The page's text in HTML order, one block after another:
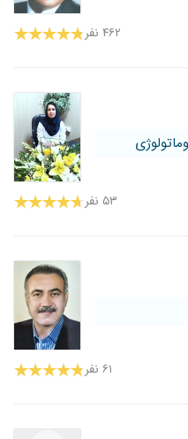
۴۶۲ نفر
۵۳ نفر
۶۱ نفر